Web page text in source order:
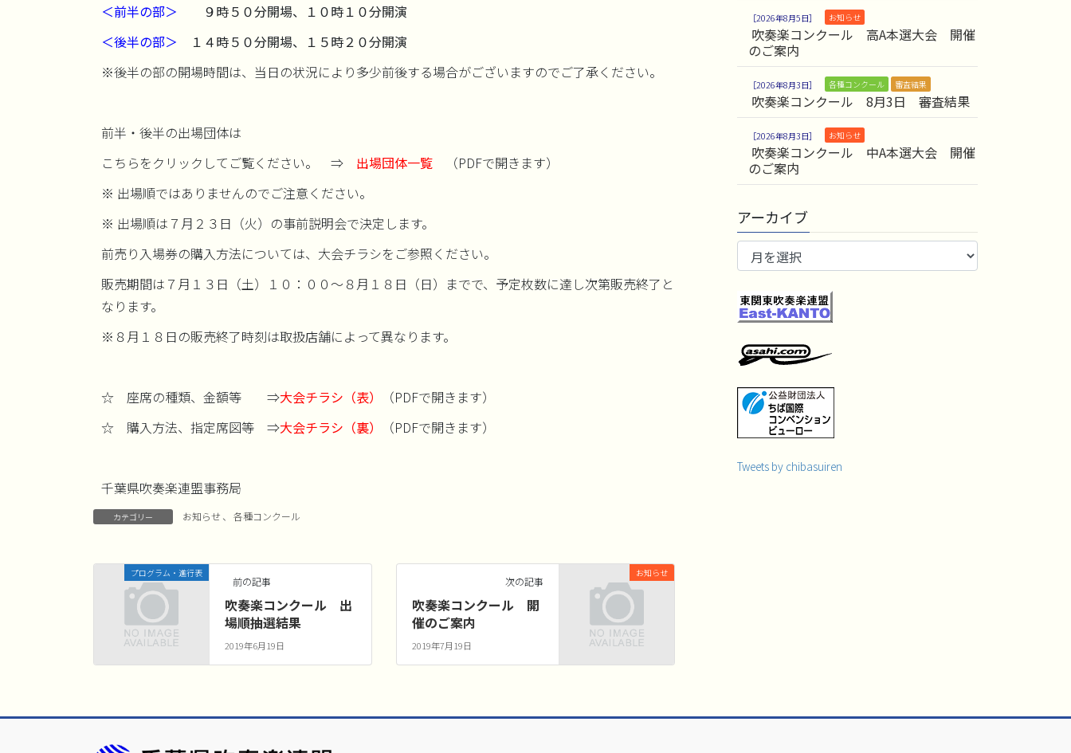
＜前半の部＞ ９時５０分開場、１０時１０分開演
＜後半の部＞ １４時５０分開場、１５時２０分開演
※後半の部の開場時間は、当日の状況により多少前後する場合がございますのでご了承ください。
前半・後半の出場団体は
こちらをクリックしてご覧ください。 ⇒ 出場団体一覧
（PDFで開きます）
※ 出場順ではありませんのでご注意ください。
※ 出場順は７月２３日（火）の事前説明会で決定します。
前売り入場券の購入方法については、大会チラシをご参照ください。
販売期間は７月１３日（土）１０：００～８月１８日（日）までで、予定枚数に達し次第販売終了と
なります。
※８月１８日の販売終了時刻は取扱店舗によって異なります。
☆ 座席の種類、金額等 ⇒大会チラシ（表）
（PDFで開きます）
☆ 購入方法、指定席図等 ⇒大会チラシ（裏） （PDFで開きます）
千葉県吹奏楽連盟事務局
カテゴリー お知らせ 、 各種コンクール
プログラム・進行表
前の記事
吹奏楽コンクール 出
場順抽選結果
2019年6月19日
お知らせ
次の記事
吹奏楽コンクール 開
催のご案内
2019年7月19日
2026年8月5日 お知らせ
吹奏楽コンクール 高A本選大会 開催
のご案内
2026年8月3日 各種コンクール 審査結果
吹奏楽コンクール 8月3日 審査結果
2026年8月3日 お知らせ
吹奏楽コンクール 中A本選大会 開催
のご案内
アーカイブ
ア
イ
ブ
Tweets by chibasuiren